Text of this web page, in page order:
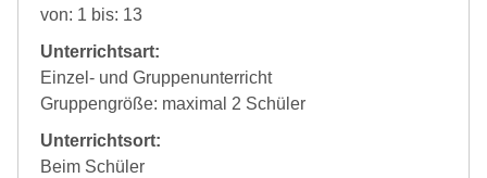
von: 1 bis: 13
Unterrichtsart:
Einzel- und Gruppenunterricht
Gruppengröße: maximal 2 Schüler
Unterrichtsort:
Beim Schüler